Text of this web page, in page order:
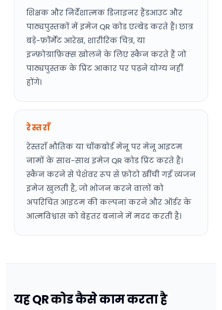
शिक्षक और निर्देशात्मक डिज़ाइनर हैंडआउट और
पाठ्यपुस्तकों में इमेज QR कोड एम्बेड करते हैं। छात्र
बड़े-फ़ॉर्मेट आरेख, शारीरिक चित्र, या
इन्फ़ोग्राफ़िक्स खोलने के लिए स्कैन करते हैं जो
पाठ्यपुस्तक के प्रिंट आकार पर पढ़ने योग्य नहीं
होंगे।
रेस्तराँ
रेस्तराँ भौतिक या चॉकबोर्ड मेनू पर मेनू आइटम
नामों के साथ-साथ इमेज QR कोड प्रिंट करते हैं।
स्कैन करने से पेशेवर रूप से फ़ोटो खींची गई व्यंजन
इमेज खुलती है, जो भोजन करने वालों को
अपरिचित आइटम की कल्पना करने और ऑर्डर के
आत्मविश्वास को बेहतर बनाने में मदद करती है।
यह QR कोड कैसे काम करता है